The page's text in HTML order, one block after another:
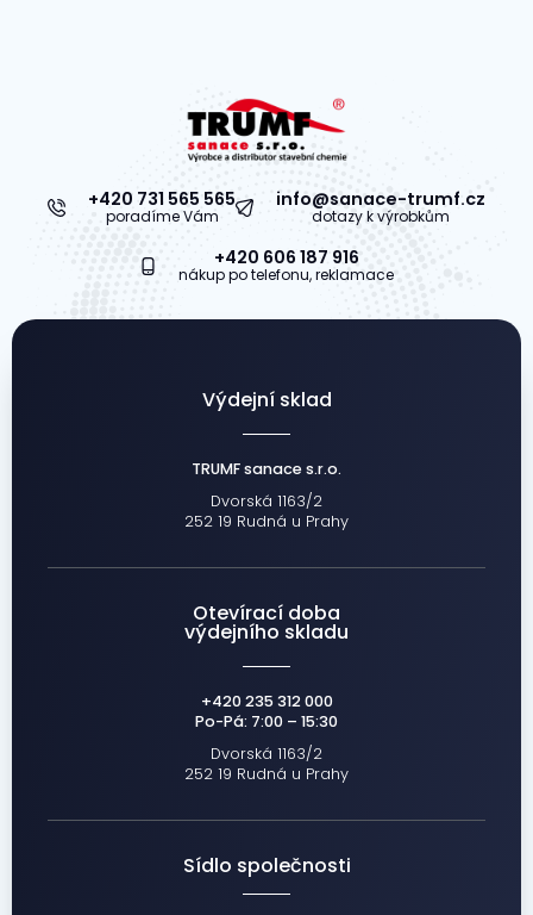
+420 731 565 565
poradíme Vám
info@sanace-trumf.cz
dotazy k výrobkům
+420 606 187 916
nákup po telefonu, reklamace
Výdejní sklad
TRUMF sanace s.r.o.
Dvorská 1163/2
252 19 Rudná u Prahy
Otevírací doba
výdejního skladu
+420 235 312 000
Po-Pá: 7:00 – 15:30
Dvorská 1163/2
252 19 Rudná u Prahy
Sídlo společnosti